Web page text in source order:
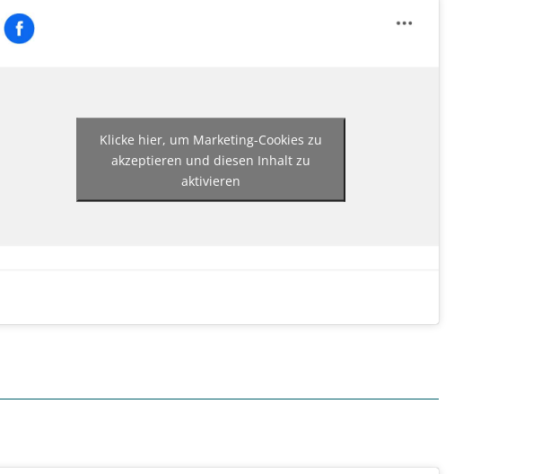
Klicke hier, um Marketing-Cookies zu
akzeptieren und diesen Inhalt zu
aktivieren